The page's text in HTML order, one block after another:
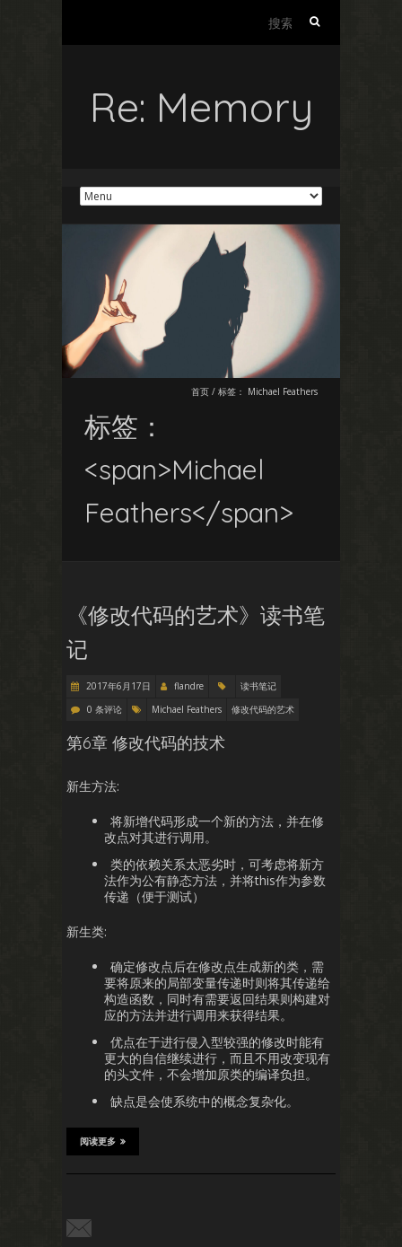
Re: Memory
首页 / 标签： Michael Feathers
标签：
<span>Michael
Feathers</span>
《修改代码的艺术》读书笔
记
2017年6月17日 flandre
读书笔记
0 条评论
Michael Feathers 修改代码的艺术
第6章 修改代码的技术
新生方法:
将新增代码形成一个新的方法，并在修
改点对其进行调用。
类的依赖关系太恶劣时，可考虑将新方
法作为公有静态方法，并将this作为参数
传递（便于测试）
新生类:
确定修改点后在修改点生成新的类，需
要将原来的局部变量传递时则将其传递给
构造函数，同时有需要返回结果则构建对
应的方法并进行调用来获得结果。
优点在于进行侵入型较强的修改时能有
更大的自信继续进行，而且不用改变现有
的头文件，不会增加原类的编译负担。
缺点是会使系统中的概念复杂化。
阅读更多